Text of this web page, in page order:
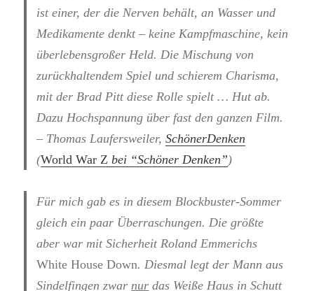
ist einer, der die Nerven behält, an Wasser und
Medikamente denkt – keine Kampfmaschine, kein
überlebensgroßer Held. Die Mischung von
zurückhaltendem Spiel und schierem Charisma,
mit der Brad Pitt diese Rolle spielt … Hut ab.
Dazu Hochspannung über fast den ganzen Film.
– Thomas Laufersweiler,SchönerDenken
(World War Z bei “Schöner Denken”)
Für mich gab es in diesem Blockbuster-Sommer
gleich ein paar Überraschungen. Die größte
aber war mit Sicherheit Roland Emmerichs
White House Down. Diesmal legt der Mann aus
Sindelfingen zwarnur das Weiße Haus in Schutt